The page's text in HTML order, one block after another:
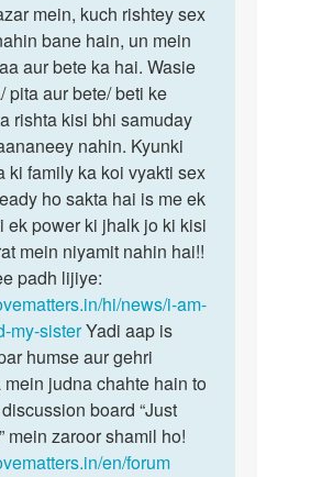
mein, kuch rishtey sex
bane hain, un mein
aur bete ka hai. Wasie
pita aur bete/ beti ke
rishta kisi bhi samuday
nahin. Kyunki
ki family ka koi vyakti sex
ho sakta hai is me ek
ek power ki jhalk jo ki kisi
mein niyamit nahin hai!!
padh lijiye:
hi/news/i-am-
my-sisterYadi aap is
humse aur gehri
judna chahte hain to
board “Just
mein zaroor shamil ho!
en/forum